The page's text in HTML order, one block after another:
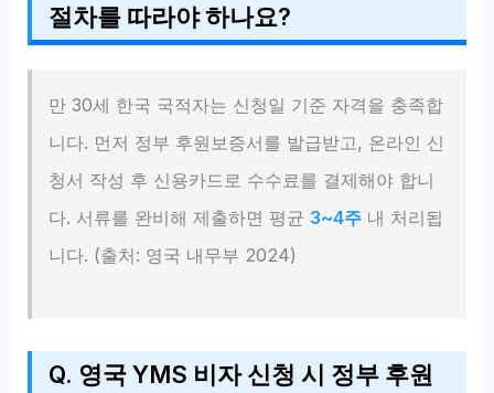
절차를 따라야 하나요?
만 30세 한국 국적자는 신청일 기준 자격을 충족합
니다. 먼저 정부 후원보증서를 발급받고, 온라인 신
청서 작성 후 신용카드로 수수료를 결제해야 합니
다. 서류를 완비해 제출하면 평균 3~4주 내 처리됩
니다. (출처: 영국 내무부 2024)
Q. 영국 YMS 비자 신청 시 정부 후원